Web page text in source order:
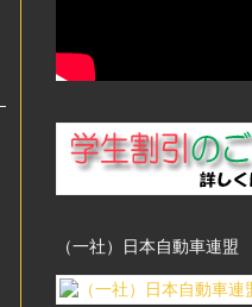
（一社）日本自動車連盟